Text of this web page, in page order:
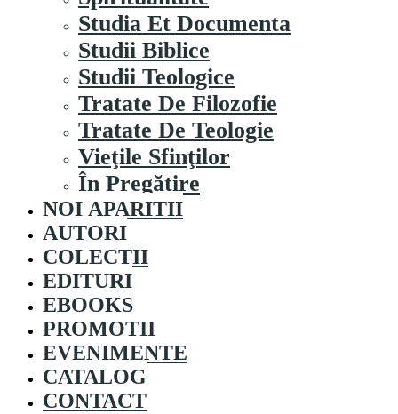
Studia Et Documenta
Studii Biblice
Studii Teologice
Tratate De Filozofie
Tratate De Teologie
Vieţile Sfinţilor
În Pregătire
NOI APARITII
AUTORI
COLECȚII
EDITURI
EBOOKS
PROMOȚII
EVENIMENTE
CATALOG
CONTACT